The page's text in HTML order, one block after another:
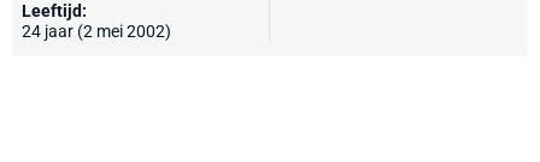
Leeftijd:
24 jaar (2 mei 2002)